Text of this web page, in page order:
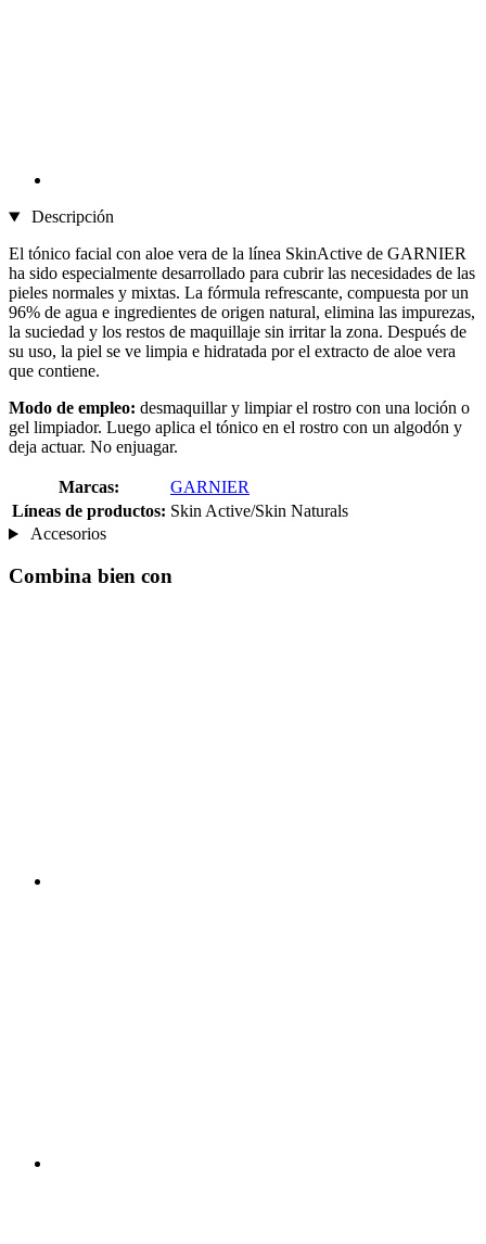
Descripción
El tónico facial con aloe vera de la línea SkinActive de GARNIER
ha sido especialmente desarrollado para cubrir las necesidades de las
pieles normales y mixtas. La fórmula refrescante, compuesta por un
96% de agua e ingredientes de origen natural, elimina las impurezas,
la suciedad y los restos de maquillaje sin irritar la zona. Después de
su uso, la piel se ve limpia e hidratada por el extracto de aloe vera
que contiene.
Modo de empleo: desmaquillar y limpiar el rostro con una loción o
gel limpiador. Luego aplica el tónico en el rostro con un algodón y
deja actuar. No enjuagar.
Marcas:
GARNIER
Líneas de productos: Skin Active/Skin Naturals
Accesorios
Combina bien con